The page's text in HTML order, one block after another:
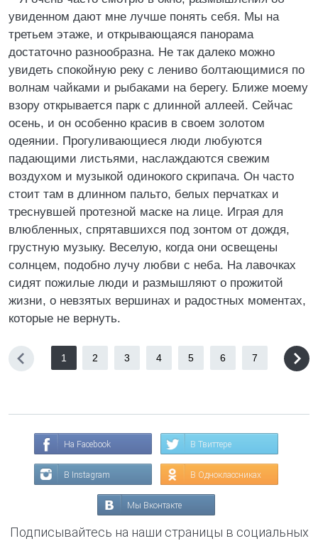
увиденном дают мне лучше понять себя. Мы на
третьем этаже, и открывающаяся панорама
достаточно разнообразна. Не так далеко можно
увидеть спокойную реку с лениво болтающимися по
волнам чайками и рыбаками на берегу. Ближе моему
взору открывается парк с длинной аллеей. Сейчас
осень, и он особенно красив в своем золотом
одеянии. Прогуливающиеся люди любуются
падающими листьями, наслаждаются свежим
воздухом и музыкой одинокого скрипача. Он часто
стоит там в длинном пальто, белых перчатках и
треснувшей протезной маске на лице. Играя для
влюбленных, спрятавшихся под зонтом от дождя,
грустную музыку. Веселую, когда они освещены
солнцем, подобно лучу любви с неба. На лавочках
сидят пожилые люди и размышляют о прожитой
жизни, о невзятых вершинах и радостных моментах,
которые не вернуть.
1 2 3 4 5 6 7
На Facebook В Твиттере
В Instagram В Одноклассниках
Мы Вконтакте
Подписывайтесь на наши страницы в социальных